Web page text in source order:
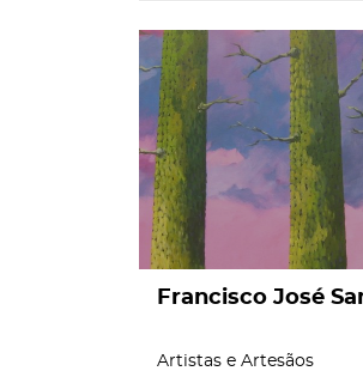
page
Francisco José
Artistas e Artesãos